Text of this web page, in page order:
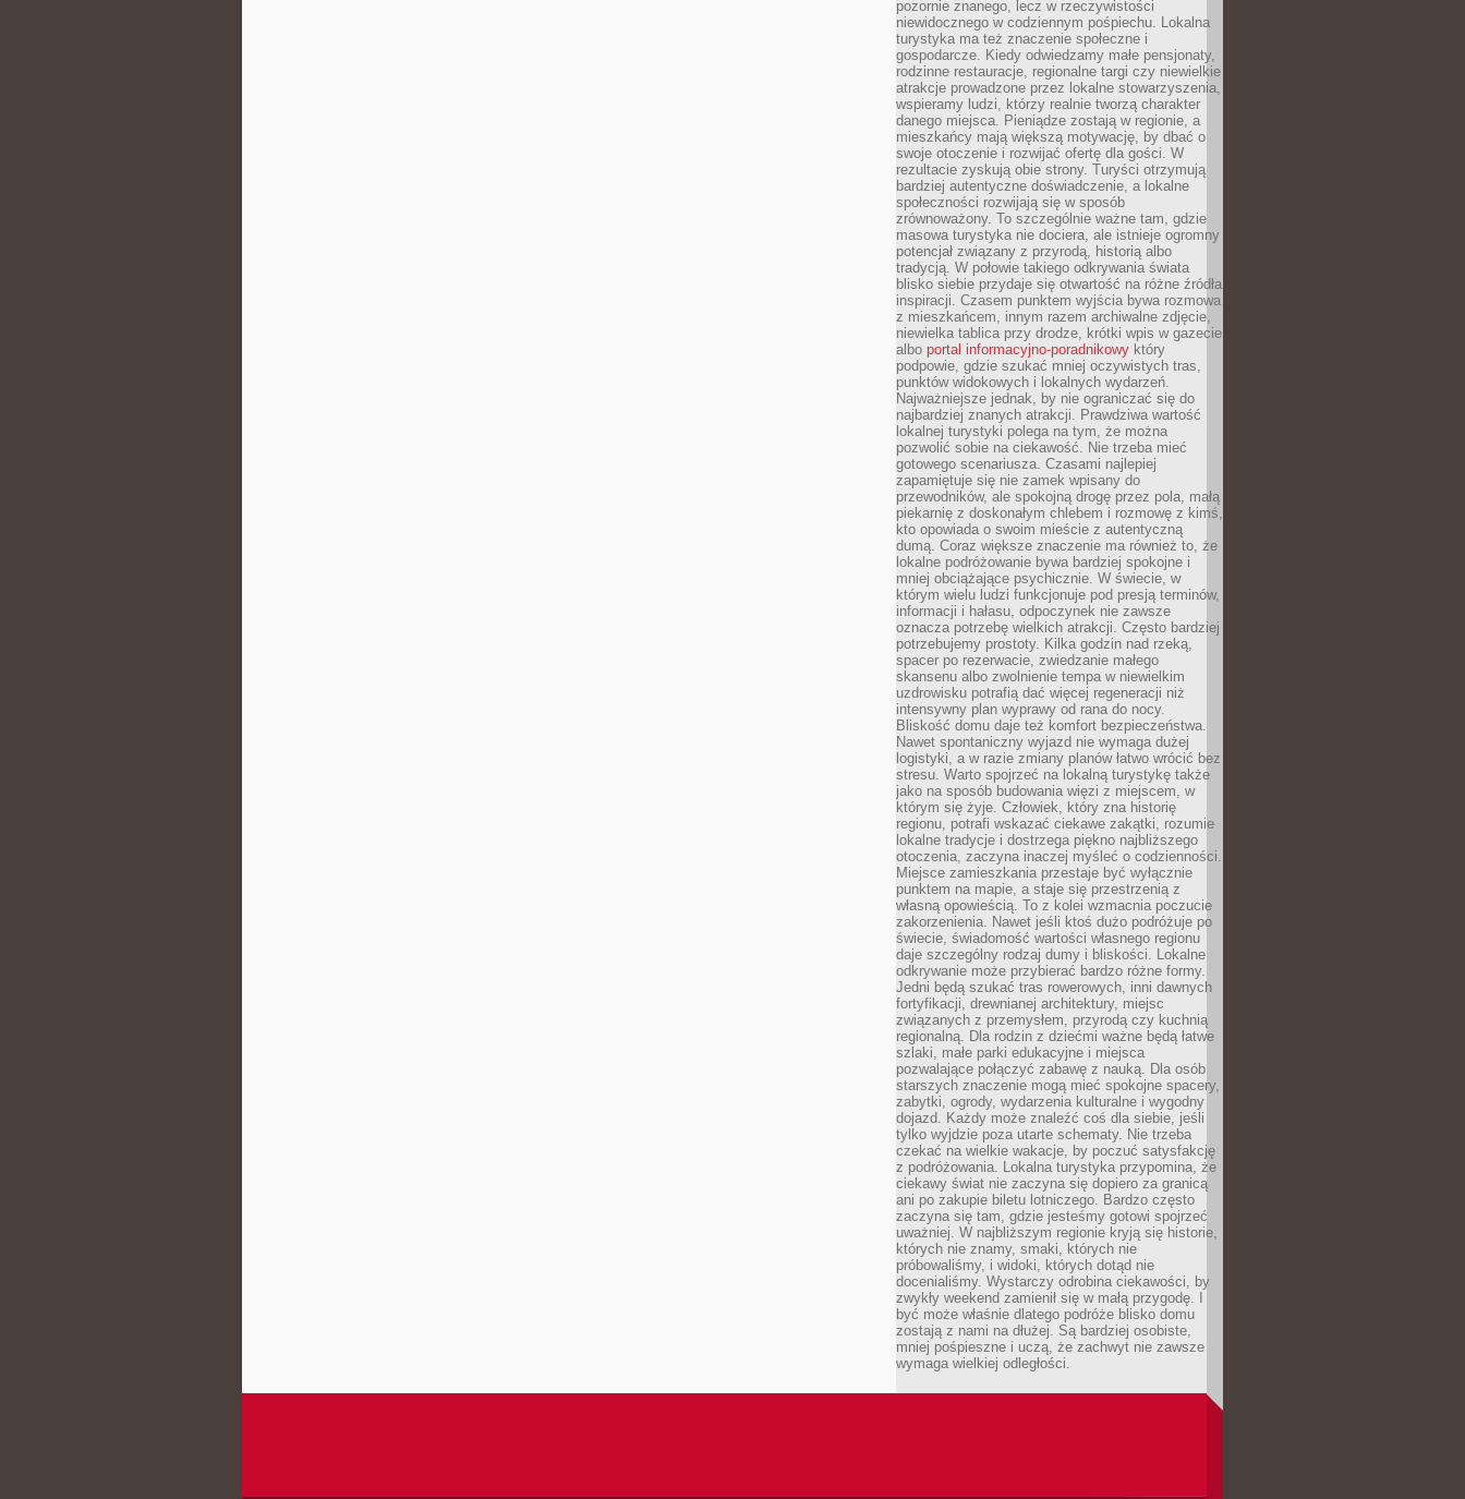
pozornie znanego, lecz w rzeczywistości
niewidocznego w codziennym pośpiechu. Lokalna
turystyka ma też znaczenie społeczne i
gospodarcze. Kiedy odwiedzamy małe pensjonaty,
rodzinne restauracje, regionalne targi czy niewielkie
atrakcje prowadzone przez lokalne stowarzyszenia,
wspieramy ludzi, którzy realnie tworzą charakter
danego miejsca. Pieniądze zostają w regionie, a
mieszkańcy mają większą motywację, by dbać o
swoje otoczenie i rozwijać ofertę dla gości. W
rezultacie zyskują obie strony. Turyści otrzymują
bardziej autentyczne doświadczenie, a lokalne
społeczności rozwijają się w sposób
zrównoważony. To szczególnie ważne tam, gdzie
masowa turystyka nie dociera, ale istnieje ogromny
potencjał związany z przyrodą, historią albo
tradycją. W połowie takiego odkrywania świata
blisko siebie przydaje się otwartość na różne źródła
inspiracji. Czasem punktem wyjścia bywa rozmowa
z mieszkańcem, innym razem archiwalne zdjęcie,
niewielka tablica przy drodze, krótki wpis w gazecie
albo portal informacyjno-poradnikowy który
podpowie, gdzie szukać mniej oczywistych tras,
punktów widokowych i lokalnych wydarzeń.
Najważniejsze jednak, by nie ograniczać się do
najbardziej znanych atrakcji. Prawdziwa wartość
lokalnej turystyki polega na tym, że można
pozwolić sobie na ciekawość. Nie trzeba mieć
gotowego scenariusza. Czasami najlepiej
zapamiętuje się nie zamek wpisany do
przewodników, ale spokojną drogę przez pola, małą
piekarnię z doskonałym chlebem i rozmowę z kimś,
kto opowiada o swoim mieście z autentyczną
dumą. Coraz większe znaczenie ma również to, że
lokalne podróżowanie bywa bardziej spokojne i
mniej obciążające psychicznie. W świecie, w
którym wielu ludzi funkcjonuje pod presją terminów,
informacji i hałasu, odpoczynek nie zawsze
oznacza potrzebę wielkich atrakcji. Często bardziej
potrzebujemy prostoty. Kilka godzin nad rzeką,
spacer po rezerwacie, zwiedzanie małego
skansenu albo zwolnienie tempa w niewielkim
uzdrowisku potrafią dać więcej regeneracji niż
intensywny plan wyprawy od rana do nocy.
Bliskość domu daje też komfort bezpieczeństwa.
Nawet spontaniczny wyjazd nie wymaga dużej
logistyki, a w razie zmiany planów łatwo wrócić bez
stresu. Warto spojrzeć na lokalną turystykę także
jako na sposób budowania więzi z miejscem, w
którym się żyje. Człowiek, który zna historię
regionu, potrafi wskazać ciekawe zakątki, rozumie
lokalne tradycje i dostrzega piękno najbliższego
otoczenia, zaczyna inaczej myśleć o codzienności.
Miejsce zamieszkania przestaje być wyłącznie
punktem na mapie, a staje się przestrzenią z
własną opowieścią. To z kolei wzmacnia poczucie
zakorzenienia. Nawet jeśli ktoś dużo podróżuje po
świecie, świadomość wartości własnego regionu
daje szczególny rodzaj dumy i bliskości. Lokalne
odkrywanie może przybierać bardzo różne formy.
Jedni będą szukać tras rowerowych, inni dawnych
fortyfikacji, drewnianej architektury, miejsc
związanych z przemysłem, przyrodą czy kuchnią
regionalną. Dla rodzin z dziećmi ważne będą łatwe
szlaki, małe parki edukacyjne i miejsca
pozwalające połączyć zabawę z nauką. Dla osób
starszych znaczenie mogą mieć spokojne spacery,
zabytki, ogrody, wydarzenia kulturalne i wygodny
dojazd. Każdy może znaleźć coś dla siebie, jeśli
tylko wyjdzie poza utarte schematy. Nie trzeba
czekać na wielkie wakacje, by poczuć satysfakcję
z podróżowania. Lokalna turystyka przypomina, że
ciekawy świat nie zaczyna się dopiero za granicą
ani po zakupie biletu lotniczego. Bardzo często
zaczyna się tam, gdzie jesteśmy gotowi spojrzeć
uważniej. W najbliższym regionie kryją się historie,
których nie znamy, smaki, których nie
próbowaliśmy, i widoki, których dotąd nie
docenialiśmy. Wystarczy odrobina ciekawości, by
zwykły weekend zamienił się w małą przygodę. I
być może właśnie dlatego podróże blisko domu
zostają z nami na dłużej. Są bardziej osobiste,
mniej pośpieszne i uczą, że zachwyt nie zawsze
wymaga wielkiej odległości.